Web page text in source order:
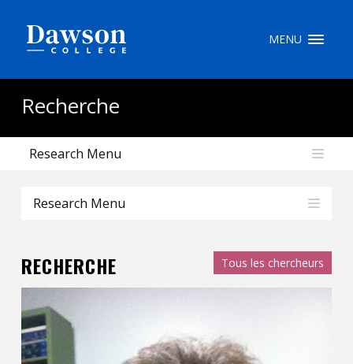
MENU
Recherche
Research Menu
Research Menu
RECHERCHE Tous les chercheurs
Comment postuler
Liens rapides